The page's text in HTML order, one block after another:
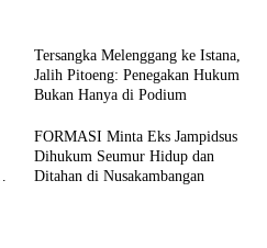
Tersangka Melenggang ke Istana,
Jalih Pitoeng: Penegakan Hukum
Bukan Hanya di Podium
FORMASI Minta Eks Jampidsus
Dihukum Seumur Hidup dan
Ditahan di Nusakambangan